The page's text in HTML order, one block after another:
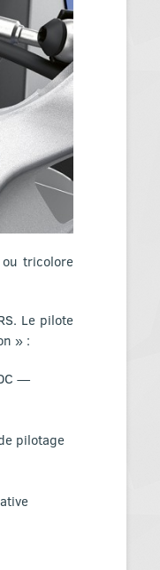
tricolore
Le pilote
» :
—
pilotage